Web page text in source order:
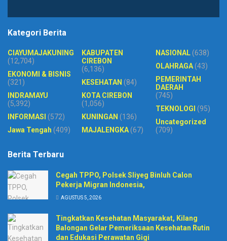
Kategori Berita
CIAYUMAJAKUNING
(12,704)
EKONOMI & BISNIS
(321)
INDRAMAYU
(5,392)
INFORMASI (572)
Jawa Tengah (409)
KABUPATEN
CIREBON
(6,136)
KESEHATAN (84)
KOTA CIREBON
(1,056)
KUNINGAN (136)
MAJALENGKA(67)
NASIONAL(638)
OLAHRAGA(43)
PEMERINTAH
DAERAH
(745)
TEKNOLOGI (95)
Uncategorized
(709)
Berita Terbaru
Cegah TPPO, Polsek Sliyeg Binluh Calon
Pekerja Migran Indonesia,
AGUSTUS 5, 2026
Tingkatkan Kesehatan Masyarakat, Kilang
Balongan Gelar Pemeriksaan Kesehatan Rutin
dan Edukasi Perawatan Gigi